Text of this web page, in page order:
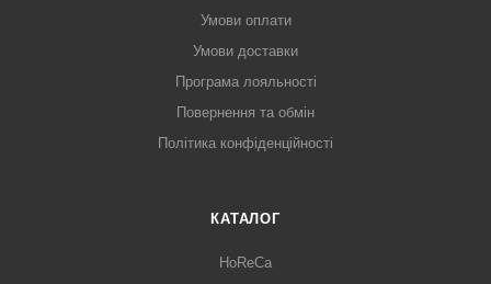
Умови оплати
Умови доставки
Програма лояльності
Повернення та обмін
Політика конфіденційності
КАТАЛОГ
HoReCa